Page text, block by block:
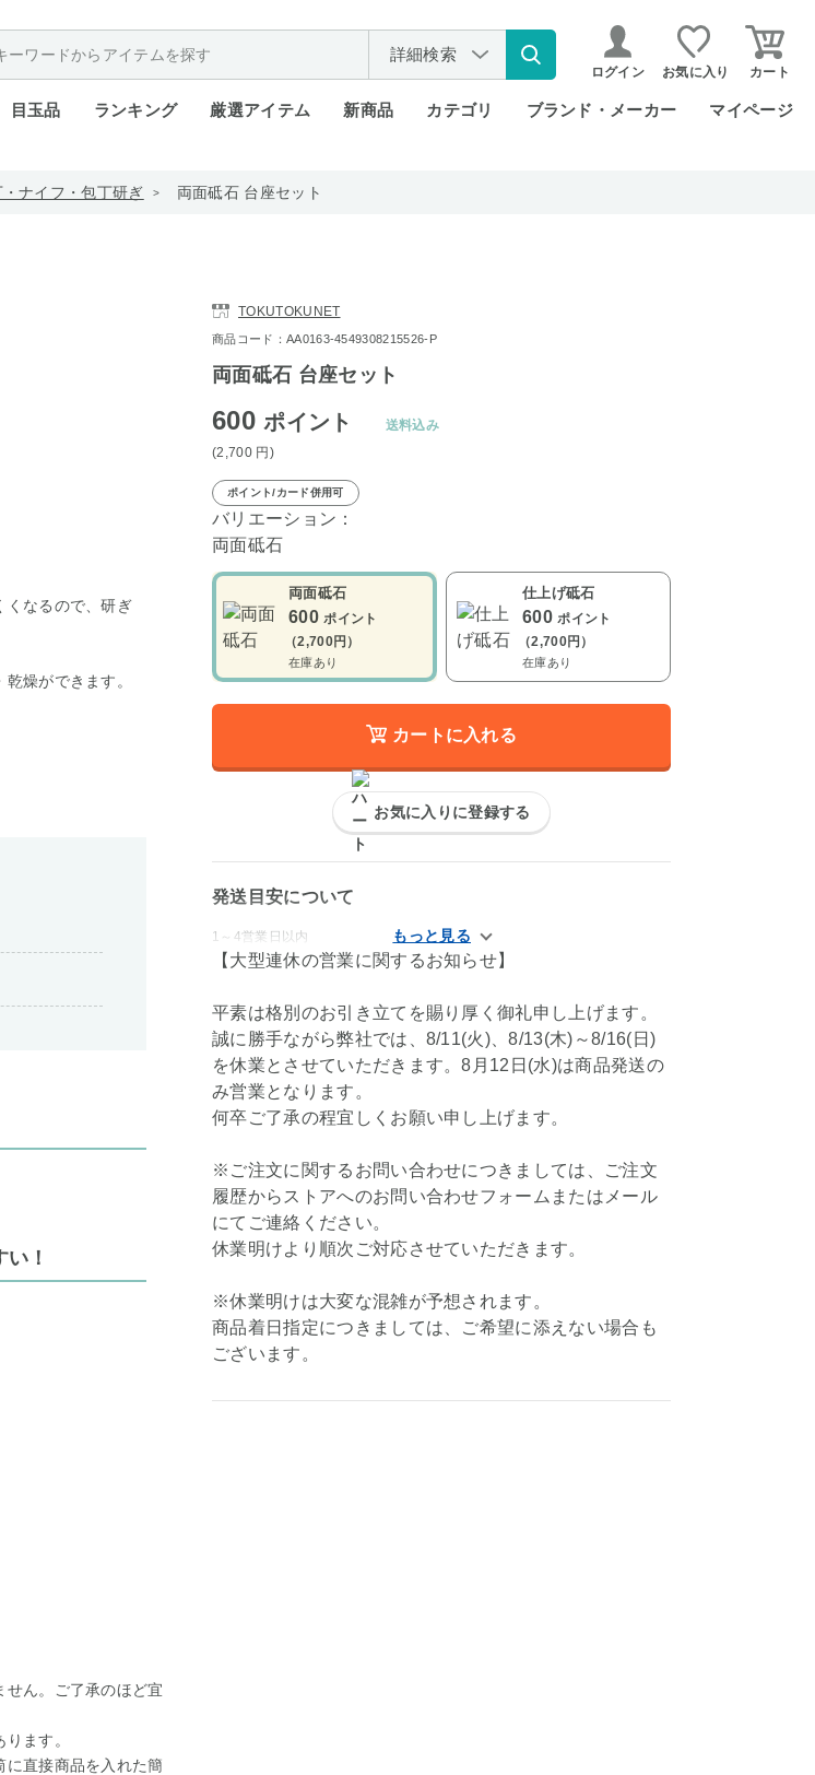
詳細検索
ログイン お気に入り カート
目玉品 ランキング 厳選アイテム 新商品 カテゴリ ブランド・メーカー マイページ
ナイフ・包丁研ぎ 両面砥石 台座セット
くなるので、研ぎ
燥ができます。
！
ん。ご了承のほど宜
ます。
直接商品を入れた簡
TOKUTOKUNET
商品コード：AA0163-4549308215526-P
両面砥石 台座セット
600ポイント
(2,700 円 )
送料込み
ポイント/カード併用可
バリエーション：
両面砥石
両面砥石
600 ポイント
（2,700円）
在庫あり
仕上げ砥石
600 ポイント
（2,700円）
在庫あり
カートに入れる
お気に入りに登録する
発送目安について
1～4営業日以内
【大型連休の営業に関するお知らせ】
平素は格別のお引き立てを賜り厚く御礼申し上げます。
誠に勝手ながら弊社では、8/11(火)、8/13(木)～8/16(日)
を休業とさせていただきます。8月12日(水)は商品発送の
み営業となります。
何卒ご了承の程宜しくお願い申し上げます。
※ご注文に関するお問い合わせにつきましては、ご注文
履歴からストアへのお問い合わせフォームまたはメール
にてご連絡ください。
休業明けより順次ご対応させていただきます。
※休業明けは大変な混雑が予想されます。
商品着日指定につきましては、ご希望に添えない場合も
ございます。